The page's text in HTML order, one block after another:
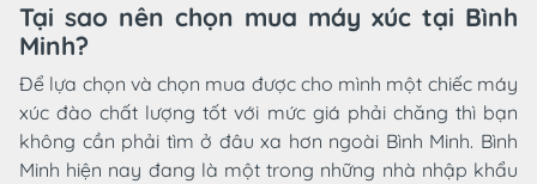
Tại sao nên chọn mua máy xúc tại Bình
Minh?
Để lựa chọn và chọn mua được cho mình một chiếc máy
xúc đào chất lượng tốt với mức giá phải chăng thì bạn
không cần phải tìm ở đâu xa hơn ngoài Bình Minh. Bình
Minh hiện nay đang là một trong những nhà nhập khẩu